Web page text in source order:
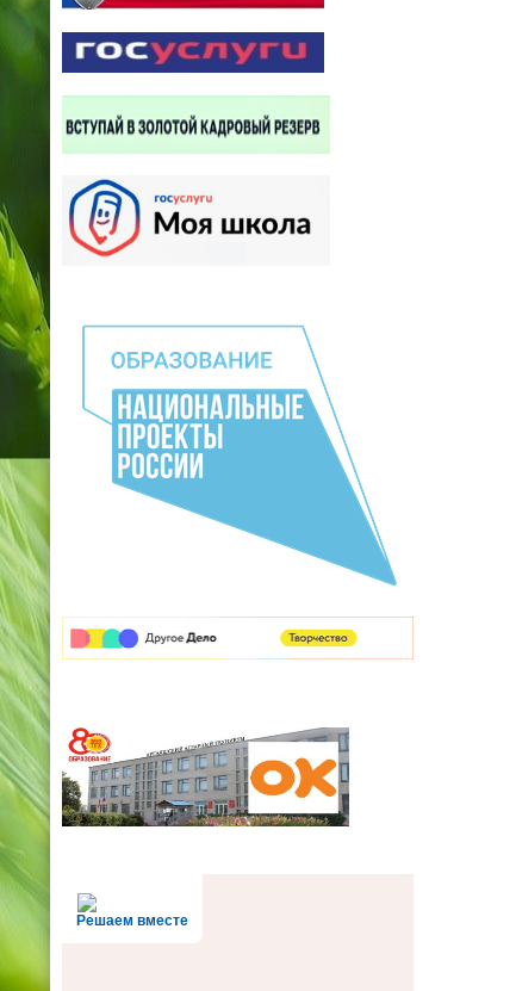
Решаем вместе